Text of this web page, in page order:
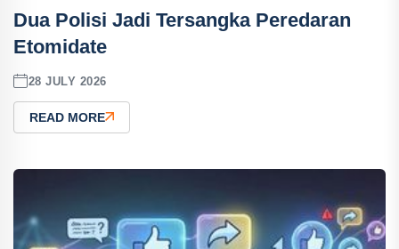
Dua Polisi Jadi Tersangka Peredaran
Etomidate
28 JULY 2026
READ MORE